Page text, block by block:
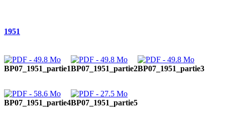
1951
BP07_1951_partie1BP07_1951_partie2BP07_1951_partie3
BP07_1951_partie4BP07_1951_partie5